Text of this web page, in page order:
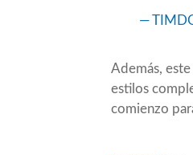
—
Además,
estilos
comienzo